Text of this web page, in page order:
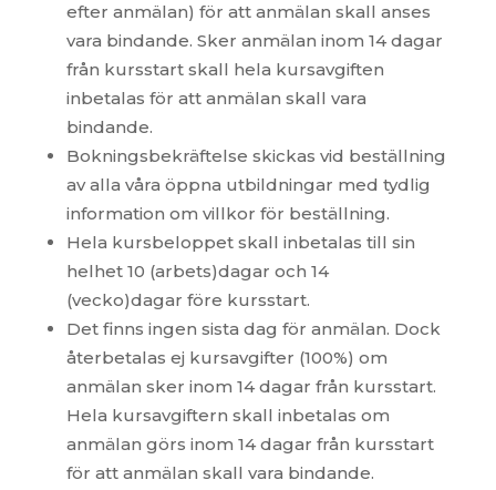
efter anmälan) för att anmälan skall anses
vara bindande. Sker anmälan inom 14 dagar
från kursstart skall hela kursavgiften
inbetalas för att anmälan skall vara
bindande.
Bokningsbekräftelse skickas vid beställning
av alla våra öppna utbildningar med tydlig
information om villkor för beställning.
Hela kursbeloppet skall inbetalas till sin
helhet 10 (arbets)dagar och 14
(vecko)dagar före kursstart.
Det finns ingen sista dag för anmälan. Dock
återbetalas ej kursavgifter (100%) om
anmälan sker inom 14 dagar från kursstart.
Hela kursavgiftern skall inbetalas om
anmälan görs inom 14 dagar från kursstart
för att anmälan skall vara bindande.